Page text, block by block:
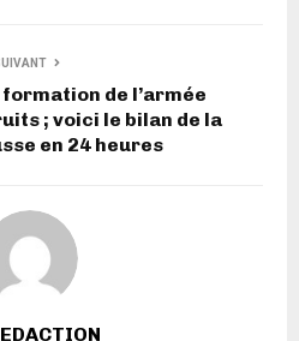
de l’armée
; voici le bilan de la
en 24 heures